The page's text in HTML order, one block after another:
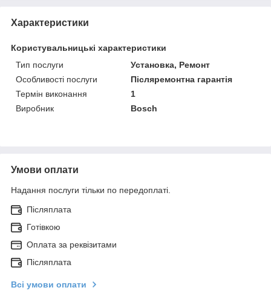
Характеристики
Користувальницькі характеристики
Тип послуги
Установка, Ремонт
Особливості послуги
Післяремонтна гарантія
Термін виконання
1
Виробник
Bosch
Умови оплати
Надання послуги тільки по передоплаті.
Післяплата
Готівкою
Оплата за реквізитами
Післяплата
Всі умови оплати